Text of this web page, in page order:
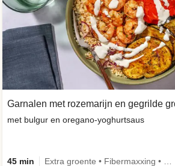
Garnalen met rozemarijn en gegrilde
met bulgur en oregano-yoghurtsaus
45 min